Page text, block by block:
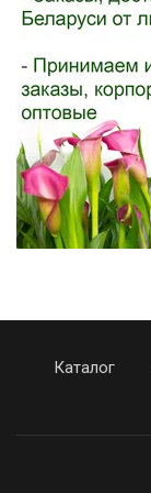
Каталог